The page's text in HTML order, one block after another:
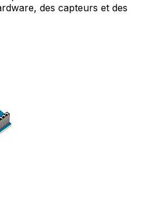
des capteurs et des